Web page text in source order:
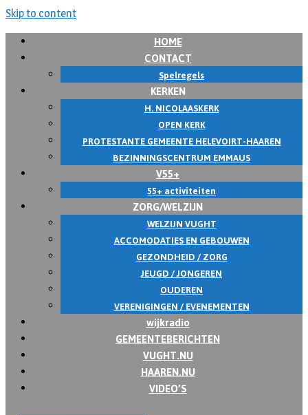
Skip to content
HOME
CONTACT
Spelregels
KERKEN
H. NICOLAASKERK
OPEN KERK
PROTESTANTE GEMEENTE HELEVOIRT-HAAREN
BEZINNINGSCENTRUM EMMAUS
V55+
55+ activiteiten
ZORG/WELZIJN
WELZIJN VUGHT
ACCOMODATIES EN GEBOUWEN
GEZONDHEID / ZORG
JEUGD / JONGEREN
OUDEREN
VERENIGINGEN / EVENEMENTEN
wijkradio
GEMEENTEBERICHTEN
VUGHT.NU
HAAREN.NU
VIDEO’S